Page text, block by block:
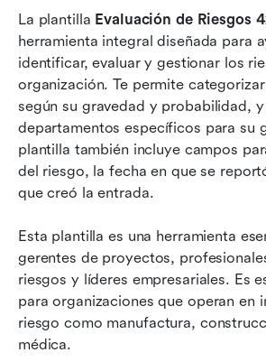
La plantilla Evaluación de Riesgos
herramienta integral diseñada para
identificar, evaluar y gestionar los
organización. Te permite
según su gravedad y probabilidad,
departamentos específicos para su
plantilla también incluye campos
del riesgo, la fecha en que se
que creó la entrada.
Esta plantilla es una herramienta
gerentes de proyectos,
riesgos y líderes empresariales. Es
para organizaciones que operan en
riesgo como manufactura,
médica.